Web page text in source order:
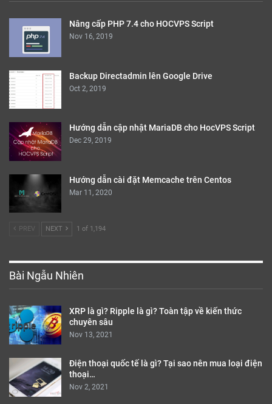
Nâng cấp PHP 7.4 cho HOCVPS Script
Nov 16, 2019
Backup Directadmin lên Google Drive
Oct 2, 2019
Hướng dẫn cập nhật MariaDB cho HocVPS Script
Dec 29, 2019
Hướng dẫn cài đặt Memcache trên Centos
Mar 11, 2020
PREV NEXT 1 of 1,194
Bài Ngẫu Nhiên
XRP là gì? Ripple là gì? Toàn tập về kiến thức
chuyên sâu
Nov 13, 2021
Điện thoại quốc tế là gì? Tại sao nên mua loại điện
thoại…
Nov 2, 2021